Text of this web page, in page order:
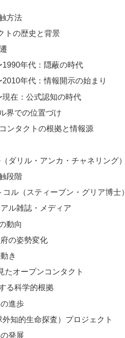
方法
トの歴史と背景
1990年代：隠蔽の時代
年代：情報開示の始まり
現在：公式認知の時代
界での位置づけ
ンタクトの根拠と情報源
ダリル・アンカ・チャネリング）
段階
ル（スティーブン・グリア博士）
ル雑誌・メディア
動向
の姿勢変化
き
たオープンコンタクト
る科学的根拠
進歩
知的生命探査）プロジェクト
発展